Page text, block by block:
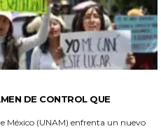
DE CONTROL QUE
México (UNAM) enfrenta un nuevo